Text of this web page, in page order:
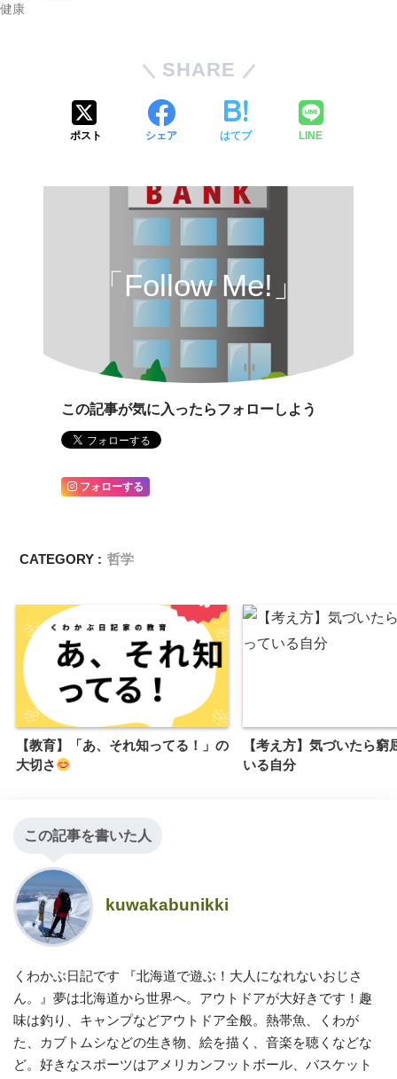
健康
SHARE
ポスト シェア はてブ LINE
「Follow Me!」
この記事が気に入ったらフォローしよう
フォローする
CATEGORY : 哲学
【教育】「あ、それ知ってる！」の
大切さ
【考え方】気づいたら窮
いる自分
この記事を書いた人
kuwakabunikki
くわかぶ日記です 『北海道で遊ぶ！大人になれないおじさ
ん。』夢は北海道から世界へ。アウトドアが大好きです！趣
味は釣り、キャンプなどアウトドア全般。熱帯魚、くわが
た、カブトムシなどの生き物、絵を描く、音楽を聴くなどな
ど。好きなスポーツはアメリカンフットボール、バスケット